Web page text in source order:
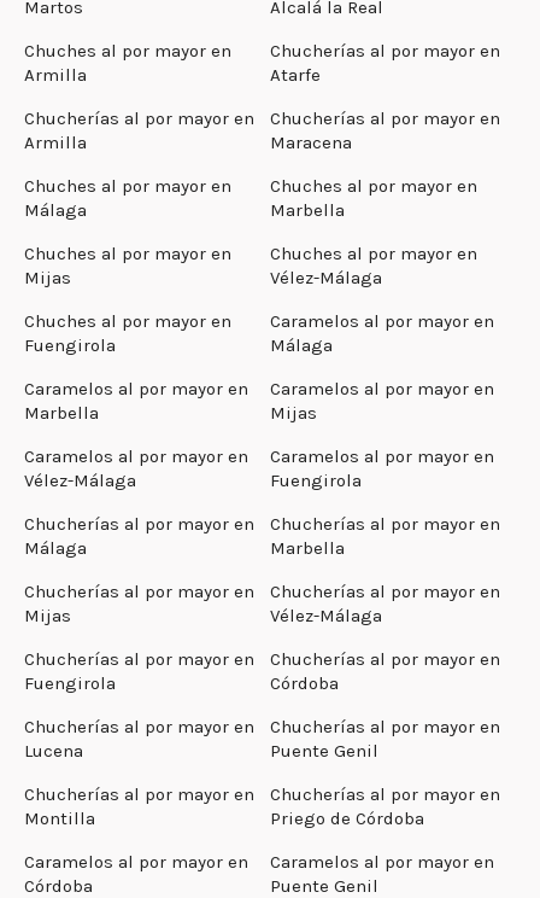
Martos
Alcalá la Real
Chuches al por mayor en
Armilla
Chucherías al por mayor en
Atarfe
Chucherías al por mayor en
Armilla
Chucherías al por mayor en
Maracena
Chuches al por mayor en
Málaga
Chuches al por mayor en
Marbella
Chuches al por mayor en
Mijas
Chuches al por mayor en
Vélez-Málaga
Chuches al por mayor en
Fuengirola
Caramelos al por mayor en
Málaga
Caramelos al por mayor en
Marbella
Caramelos al por mayor en
Mijas
Caramelos al por mayor en
Vélez-Málaga
Caramelos al por mayor en
Fuengirola
Chucherías al por mayor en
Málaga
Chucherías al por mayor en
Marbella
Chucherías al por mayor en
Mijas
Chucherías al por mayor en
Vélez-Málaga
Chucherías al por mayor en
Fuengirola
Chucherías al por mayor en
Córdoba
Chucherías al por mayor en
Lucena
Chucherías al por mayor en
Puente Genil
Chucherías al por mayor en
Montilla
Chucherías al por mayor en
Priego de Córdoba
Caramelos al por mayor en
Córdoba
Caramelos al por mayor en
Puente Genil